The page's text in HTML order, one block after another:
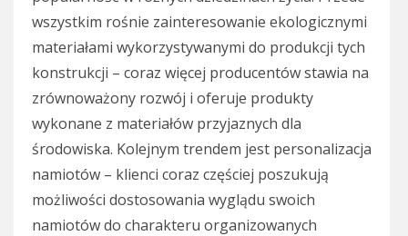
wszystkim rośnie zainteresowanie ekologicznymi
materiałami wykorzystywanymi do produkcji tych
konstrukcji – coraz więcej producentów stawia na
zrównoważony rozwój i oferuje produkty
wykonane z materiałów przyjaznych dla
środowiska. Kolejnym trendem jest personalizacja
namiotów – klienci coraz częściej poszukują
możliwości dostosowania wyglądu swoich
namiotów do charakteru organizowanych